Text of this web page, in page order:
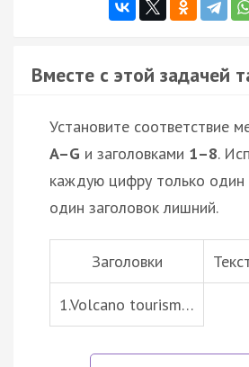
Вместе с этой задачей
Установите соответствие
A–G и заголовками 1–8.
каждую цифру только один
один заголовок лишний.
Заголовки
1.Volcano tourism…